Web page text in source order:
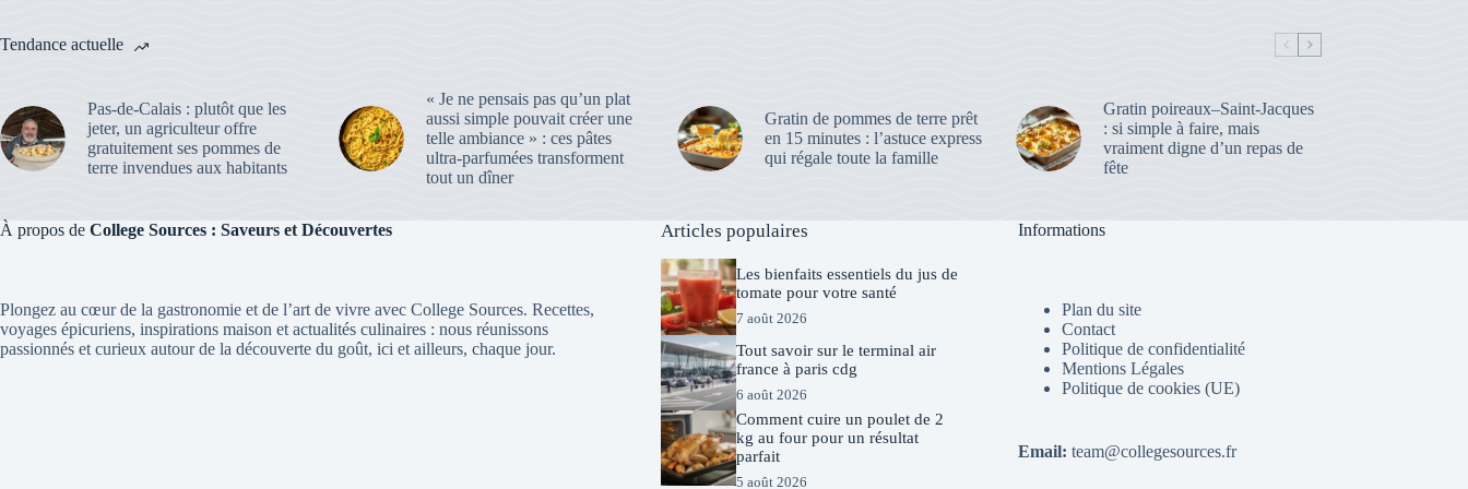
Tendance actuelle
Pas-de-Calais : plutôt que les
jeter, un agriculteur offre
gratuitement ses pommes de
terre invendues aux habitants
« Je ne pensais pas qu’un plat
aussi simple pouvait créer une
telle ambiance » : ces pâtes
ultra-parfumées transforment
tout un dîner
Gratin de pommes de terre prêt
en 15 minutes : l’astuce express
qui régale toute la famille
Gratin poireaux–Saint-Jacques
: si simple à faire, mais
vraiment digne d’un repas de
fête
À propos de College Sources : Saveurs et Découvertes
Plongez au cœur de la gastronomie et de l’art de vivre avec College Sources. Recettes,
voyages épicuriens, inspirations maison et actualités culinaires : nous réunissons
passionnés et curieux autour de la découverte du goût, ici et ailleurs, chaque jour.
Articles populaires
Les bienfaits essentiels du jus de
tomate pour votre santé
7 août 2026
Tout savoir sur le terminal air
france à paris cdg
6 août 2026
Comment cuire un poulet de 2
kg au four pour un résultat
parfait
5 août 2026
Informations
Plan du site
Contact
Politique de confidentialité
Mentions Légales
Politique de cookies (UE)
Email: team@collegesources.fr